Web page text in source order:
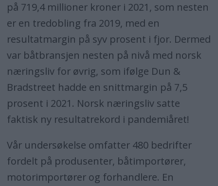
på 719,4 millioner kroner i 2021, som nesten
er en tredobling fra 2019, med en
resultatmargin på syv prosent i fjor. Dermed
var båtbransjen nesten på nivå med norsk
næringsliv for øvrig, som ifølge Dun &
Bradstreet hadde en snittmargin på 7,5
prosent i 2021. Norsk næringsliv satte
faktisk ny resultatrekord i pandemiåret!
Vår undersøkelse omfatter 480 bedrifter
fordelt på produsenter, båtimportører,
motorimportører og forhandlere. En